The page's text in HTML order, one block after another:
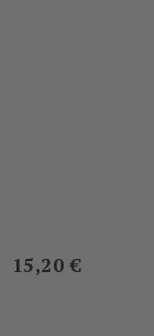
Prezzo
15,20 €